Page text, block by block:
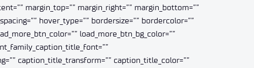
margin_top=”” margin_right=”” margin_bottom=””
hover_type=”” bordersize=”” bordercolor=””
load_more_btn_bg_color=””
caption_title_transform=”” caption_title_color=””